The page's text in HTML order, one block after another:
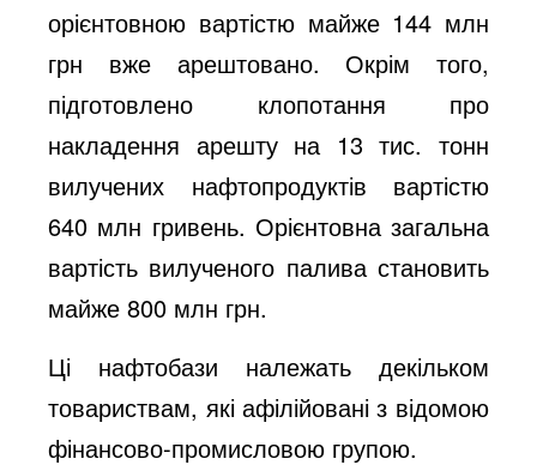
орієнтовною вартістю майже 144 млн
грн вже арештовано. Окрім того,
підготовлено клопотання про
накладення арешту на 13 тис. тонн
вилучених нафтопродуктів вартістю
640 млн гривень. Орієнтовна загальна
вартість вилученого палива становить
майже 800 млн грн.
Ці нафтобази належать декільком
товариствам, які афілійовані з відомою
фінансово-промисловою групою.